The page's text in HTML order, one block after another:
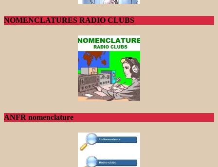
NOMENCLATURES RADIO CLUBS
ANFR nomenclature